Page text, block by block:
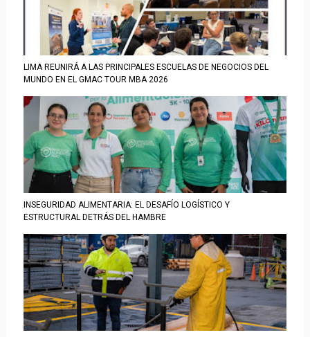
LIMA REUNIRÁ A LAS PRINCIPALES ESCUELAS DE NEGOCIOS DEL
MUNDO EN EL GMAC TOUR MBA 2026
INSEGURIDAD ALIMENTARIA: EL DESAFÍO LOGÍSTICO Y
ESTRUCTURAL DETRÁS DEL HAMBRE